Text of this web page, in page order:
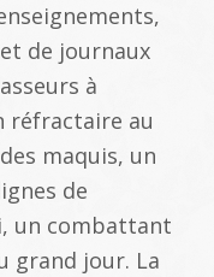
de journaux
à
réfractaire au
maquis, un
de
un combattant
grand jour. La